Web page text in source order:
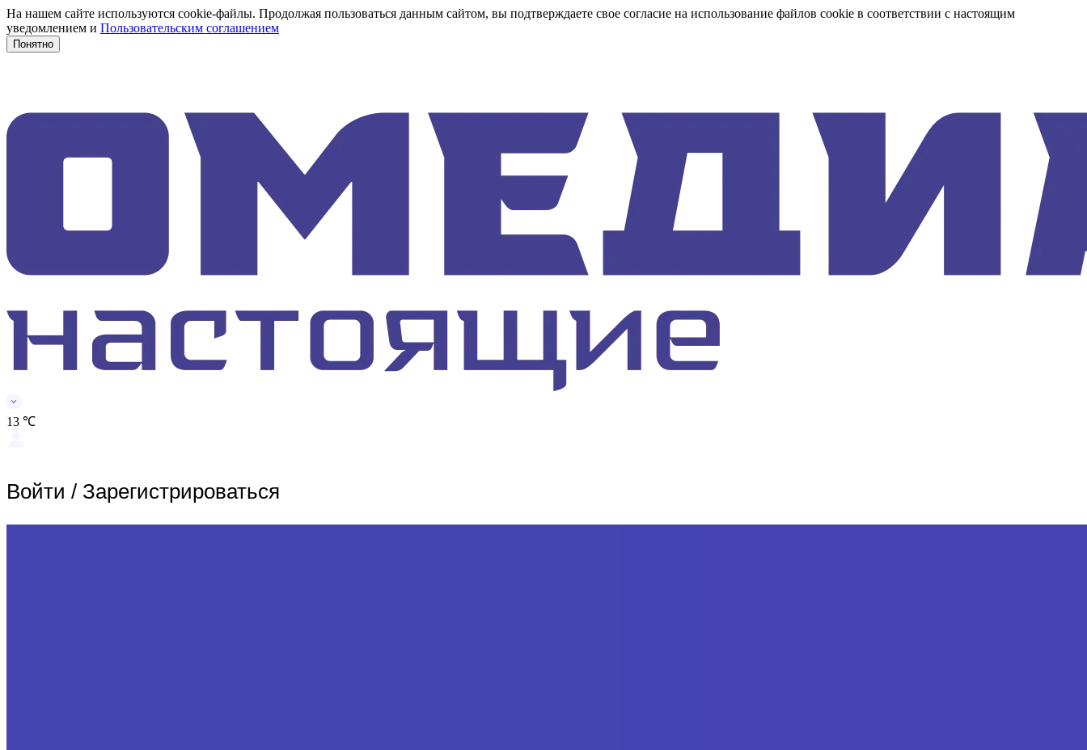
На нашем сайте используются cookie-файлы. Продолжая пользоваться данным сайтом, вы подтверждаете свое согласие на использование файлов cookie в соответствии с настоящим
уведомлением и Пользовательским соглашением
Понятно
13 ℃
Войти / Зарегистрироваться